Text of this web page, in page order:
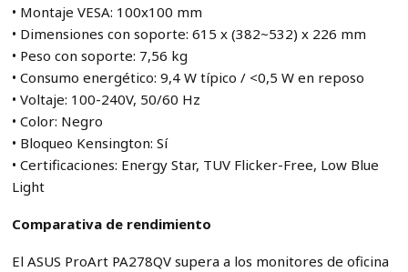
• Montaje VESA: 100x100 mm
• Dimensiones con soporte: 615 x (382~532) x 226 mm
• Peso con soporte: 7,56 kg
• Consumo energético: 9,4 W típico / <0,5 W en reposo
• Voltaje: 100-240V, 50/60 Hz
• Color: Negro
• Bloqueo Kensington: Sí
• Certificaciones: Energy Star, TUV Flicker-Free, Low Blue
Light
Comparativa de rendimiento
El ASUS ProArt PA278QV supera a los monitores de oficina